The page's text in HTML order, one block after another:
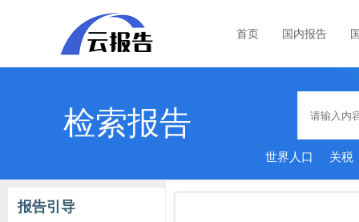
首页 国内报告
检索报告
世界人口 关税
报告引导